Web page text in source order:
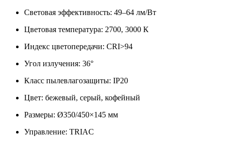
Световая эффективность: 49–64 лм/Вт
Цветовая температура: 2700, 3000 К
Индекс цветопередачи: CRI>94
Угол излучения: 36°
Класс пылевлагозащиты: IP20
Цвет: бежевый, серый, кофейный
Размеры: Ø350/450×145 мм
Управление: TRIAC